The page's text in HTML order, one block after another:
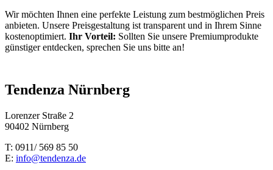
Wir möchten Ihnen eine perfekte Leistung zum bestmöglichen Preis
anbieten. Unsere Preisgestaltung ist transparent und in Ihrem Sinne
kostenoptimiert. Ihr Vorteil: Sollten Sie unsere Premiumprodukte
günstiger entdecken, sprechen Sie uns bitte an!
Tendenza Nürnberg
Lorenzer Straße 2
90402 Nürnberg
T: 0911/ 569 85 50
E: info@tendenza.de